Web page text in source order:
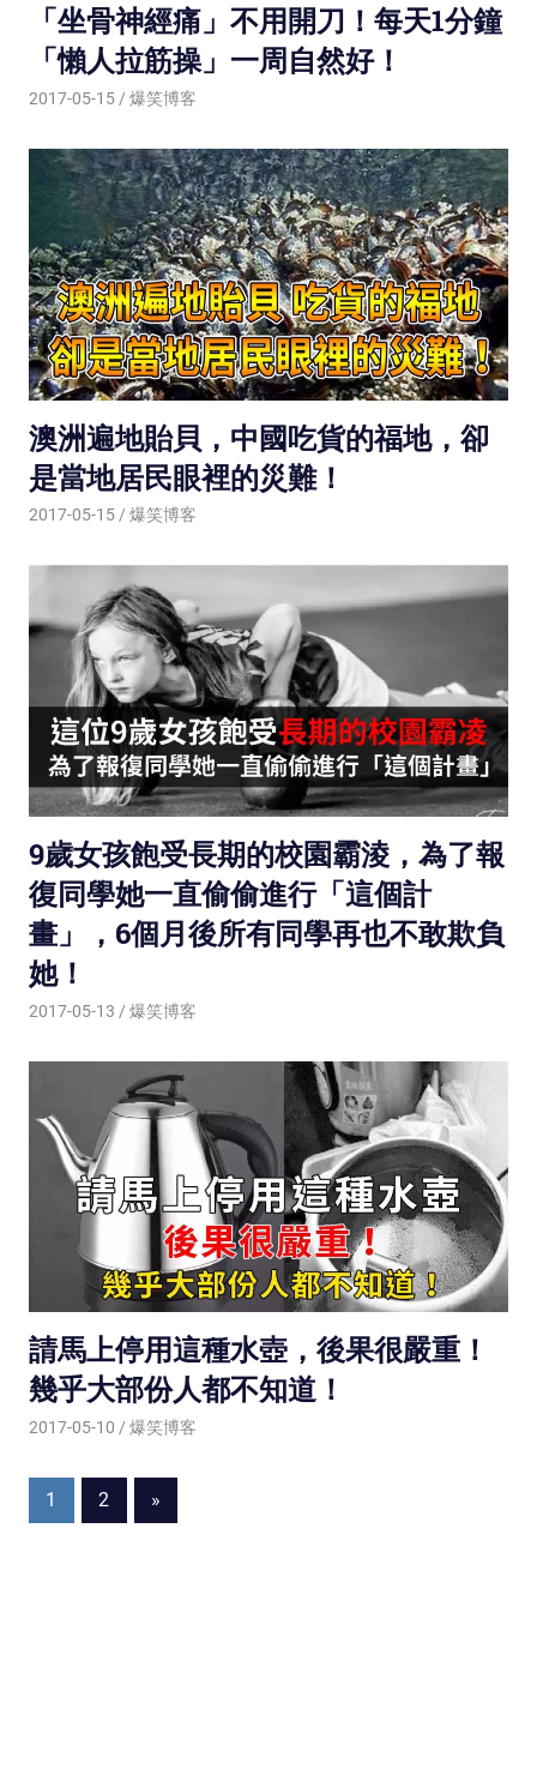
「坐骨神經痛」不用開刀！每天1分鐘
「懶人拉筋操」一周自然好！
2017-05-15 爆笑博客
澳洲遍地貽貝，中國吃貨的福地，卻
是當地居民眼裡的災難！
2017-05-15 爆笑博客
9歲女孩飽受長期的校園霸淩，為了報
復同學她一直偷偷進行「這個計
畫」，6個月後所有同學再也不敢欺負
她！
2017-05-13 爆笑博客
請馬上停用這種水壺，後果很嚴重！
幾乎大部份人都不知道！
2017-05-10 爆笑博客
Posts
1 2
Next
Posts
»